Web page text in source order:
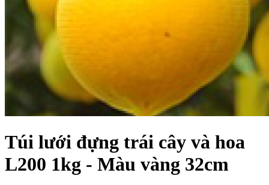
Túi lưới đựng trái cây và hoa
L200 1kg - Màu vàng 32cm